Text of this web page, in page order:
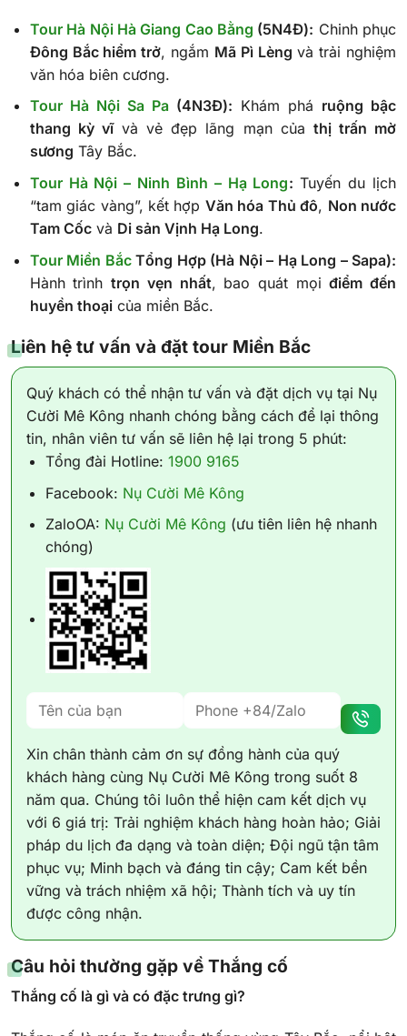
Tour Hà Nội Hà Giang Cao Bằng (5N4Đ): Chinh phục
Đông Bắc hiểm trở, ngắm Mã Pì Lèng và trải nghiệm
văn hóa biên cương.
Tour Hà Nội Sa Pa(4N3Đ): Khám phá ruộng bậc
thang kỳ vĩvà vẻ đẹp lãng mạn của thị trấn mờ
sương Tây Bắc.
Tour Hà Nội – Ninh Bình – Hạ Long: Tuyến du lịch
“tam giác vàng”, kết hợp Văn hóa Thủ đô, Non nước
Tam Cốcvà Di sản Vịnh Hạ Long.
Tour Miền BắcTổng Hợp (Hà Nội – Hạ Long – Sapa):
Hành trìnhtrọn vẹn nhất, bao quát mọiđiểm đến
huyền thoạicủa miền Bắc.
Liên hệ tư vấn và đặt tour Miền Bắc
Quý khách có thể nhận tư vấn và đặt dịch vụ tại Nụ
Cười Mê Kông nhanh chóng bằng cách để lại thông
tin, nhân viên tư vấn sẽ liên hệ lại trong 5 phút:
Tổng đài Hotline: 1900 9165
Facebook: Nụ Cười Mê Kông
ZaloOA: Nụ Cười Mê Kông (ưu tiên liên hệ nhanh
chóng)
Xin chân thành cảm ơn sự đồng hành của quý
khách hàng cùng Nụ Cười Mê Kông trong suốt 8
năm qua. Chúng tôi luôn thể hiện cam kết dịch vụ
với 6 giá trị: Trải nghiệm khách hàng hoàn hảo; Giải
pháp du lịch đa dạng và toàn diện; Đội ngũ tận tâm
phục vụ; Minh bạch và đáng tin cậy; Cam kết bền
vững và trách nhiệm xã hội; Thành tích và uy tín
được công nhận.
Câu hỏi thường gặp về Thắng cố
Thắng cố là gì và có đặc trưng gì?